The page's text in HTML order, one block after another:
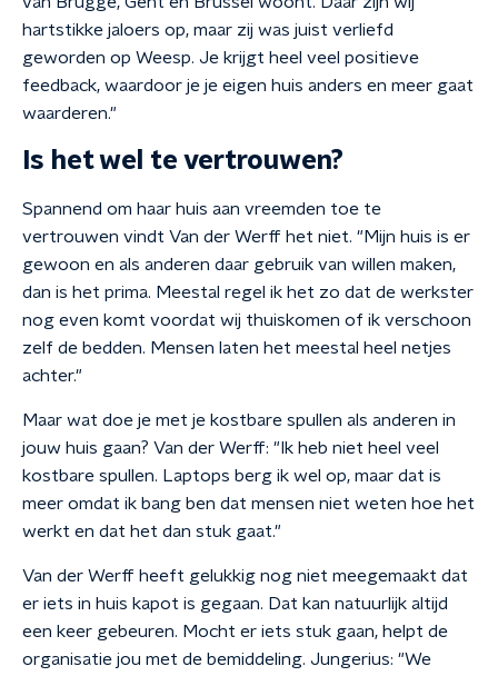
hartstikke jaloers op, maar zij was juist verliefd
geworden op Weesp. Je krijgt heel veel positieve
feedback, waardoor je je eigen huis anders en meer gaat
waarderen."
Is het wel te vertrouwen?
Spannend om haar huis aan vreemden toe te
vertrouwen vindt Van der Werff het niet. "Mijn huis is er
gewoon en als anderen daar gebruik van willen maken,
dan is het prima. Meestal regel ik het zo dat de werkster
nog even komt voordat wij thuiskomen of ik verschoon
zelf de bedden. Mensen laten het meestal heel netjes
achter."
Maar wat doe je met je kostbare spullen als anderen in
jouw huis gaan? Van der Werff: "Ik heb niet heel veel
kostbare spullen. Laptops berg ik wel op, maar dat is
meer omdat ik bang ben dat mensen niet weten hoe het
werkt en dat het dan stuk gaat."
Van der Werff heeft gelukkig nog niet meegemaakt dat
er iets in huis kapot is gegaan. Dat kan natuurlijk altijd
een keer gebeuren. Mocht er iets stuk gaan, helpt de
organisatie jou met de bemiddeling. Jungerius: "We